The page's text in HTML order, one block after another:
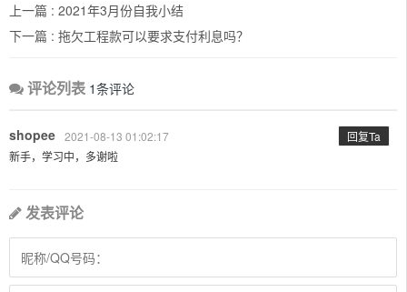
上一篇 : 2021年3月份自我小结
下一篇 : 拖欠工程款可以要求支付利息吗？
评论列表 1条评论
shopee 2021-08-13 01:02:17
回复Ta
新手，学习中，多谢啦
发表评论